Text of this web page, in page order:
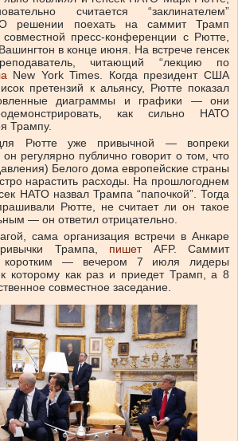
считается “заклинателем”
решении поехать на саммит Трамп
пресс-конференции с Рютте,
в конце июня. На встрече генсек
читающий “лекцию по
New York Times. Когда президент США
претензий к альянсу, Рютте показал
диаграммы и графики — они
как сильно НАТО
Трампу.
Рютте уже привычной — вопреки
регулярно публично говорит о том, что
Белого дома европейские страны
нарастить расходы. На прошлогоднем
НАТО назвал Трампа “папочкой”. Тогда
Рютте, не считает ли он такое
— он ответил отрицательно.
сама организация встречи в Анкаре
Трампа, пишетAFP. Саммит
коротким — вечером 7 июля лидеры
которому как раз и приедет Трамп, а 8
совместное заседание.